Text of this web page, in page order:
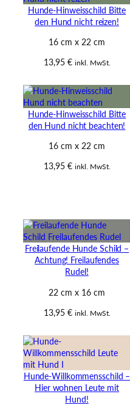
Hunde-Hinweisschild Bitte
den Hund nicht reizen!
16 cm x 22 cm
13,95 € inkl. MwSt.
Hunde-Hinweisschild Bitte
den Hund nicht beachten!
16 cm x 22 cm
13,95 € inkl. MwSt.
Freilaufende Hunde Schild –
Achtung! Freilaufendes
Rudel!
22 cm x 16 cm
13,95 € inkl. MwSt.
Hunde-Willkommensschild –
Hier wohnen Leute mit
Hund!